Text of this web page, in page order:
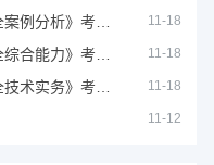
11-18
11-18
11-18
11-12